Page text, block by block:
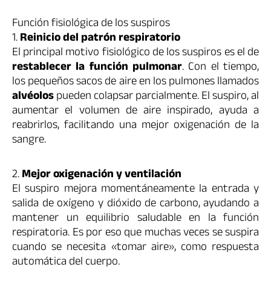
Función fisiológica de los suspiros
1.Reinicio del patrón respiratorio
El principal motivo fisiológico de los suspiros es el de
restablecer la función pulmonar. Con el tiempo,
los pequeños sacos de aire en los pulmones llamados
alvéolospueden colapsar parcialmente. El suspiro, al
aumentar el volumen de aire inspirado, ayuda a
reabrirlos, facilitando una mejor oxigenación de la
sangre.
2.Mejor oxigenación y ventilación
El suspiro mejora momentáneamente la entrada y
salida de oxígeno y dióxido de carbono, ayudando a
mantener un equilibrio saludable en la función
respiratoria. Es por eso que muchas veces se suspira
cuando se necesita «tomar aire», como respuesta
automática del cuerpo.